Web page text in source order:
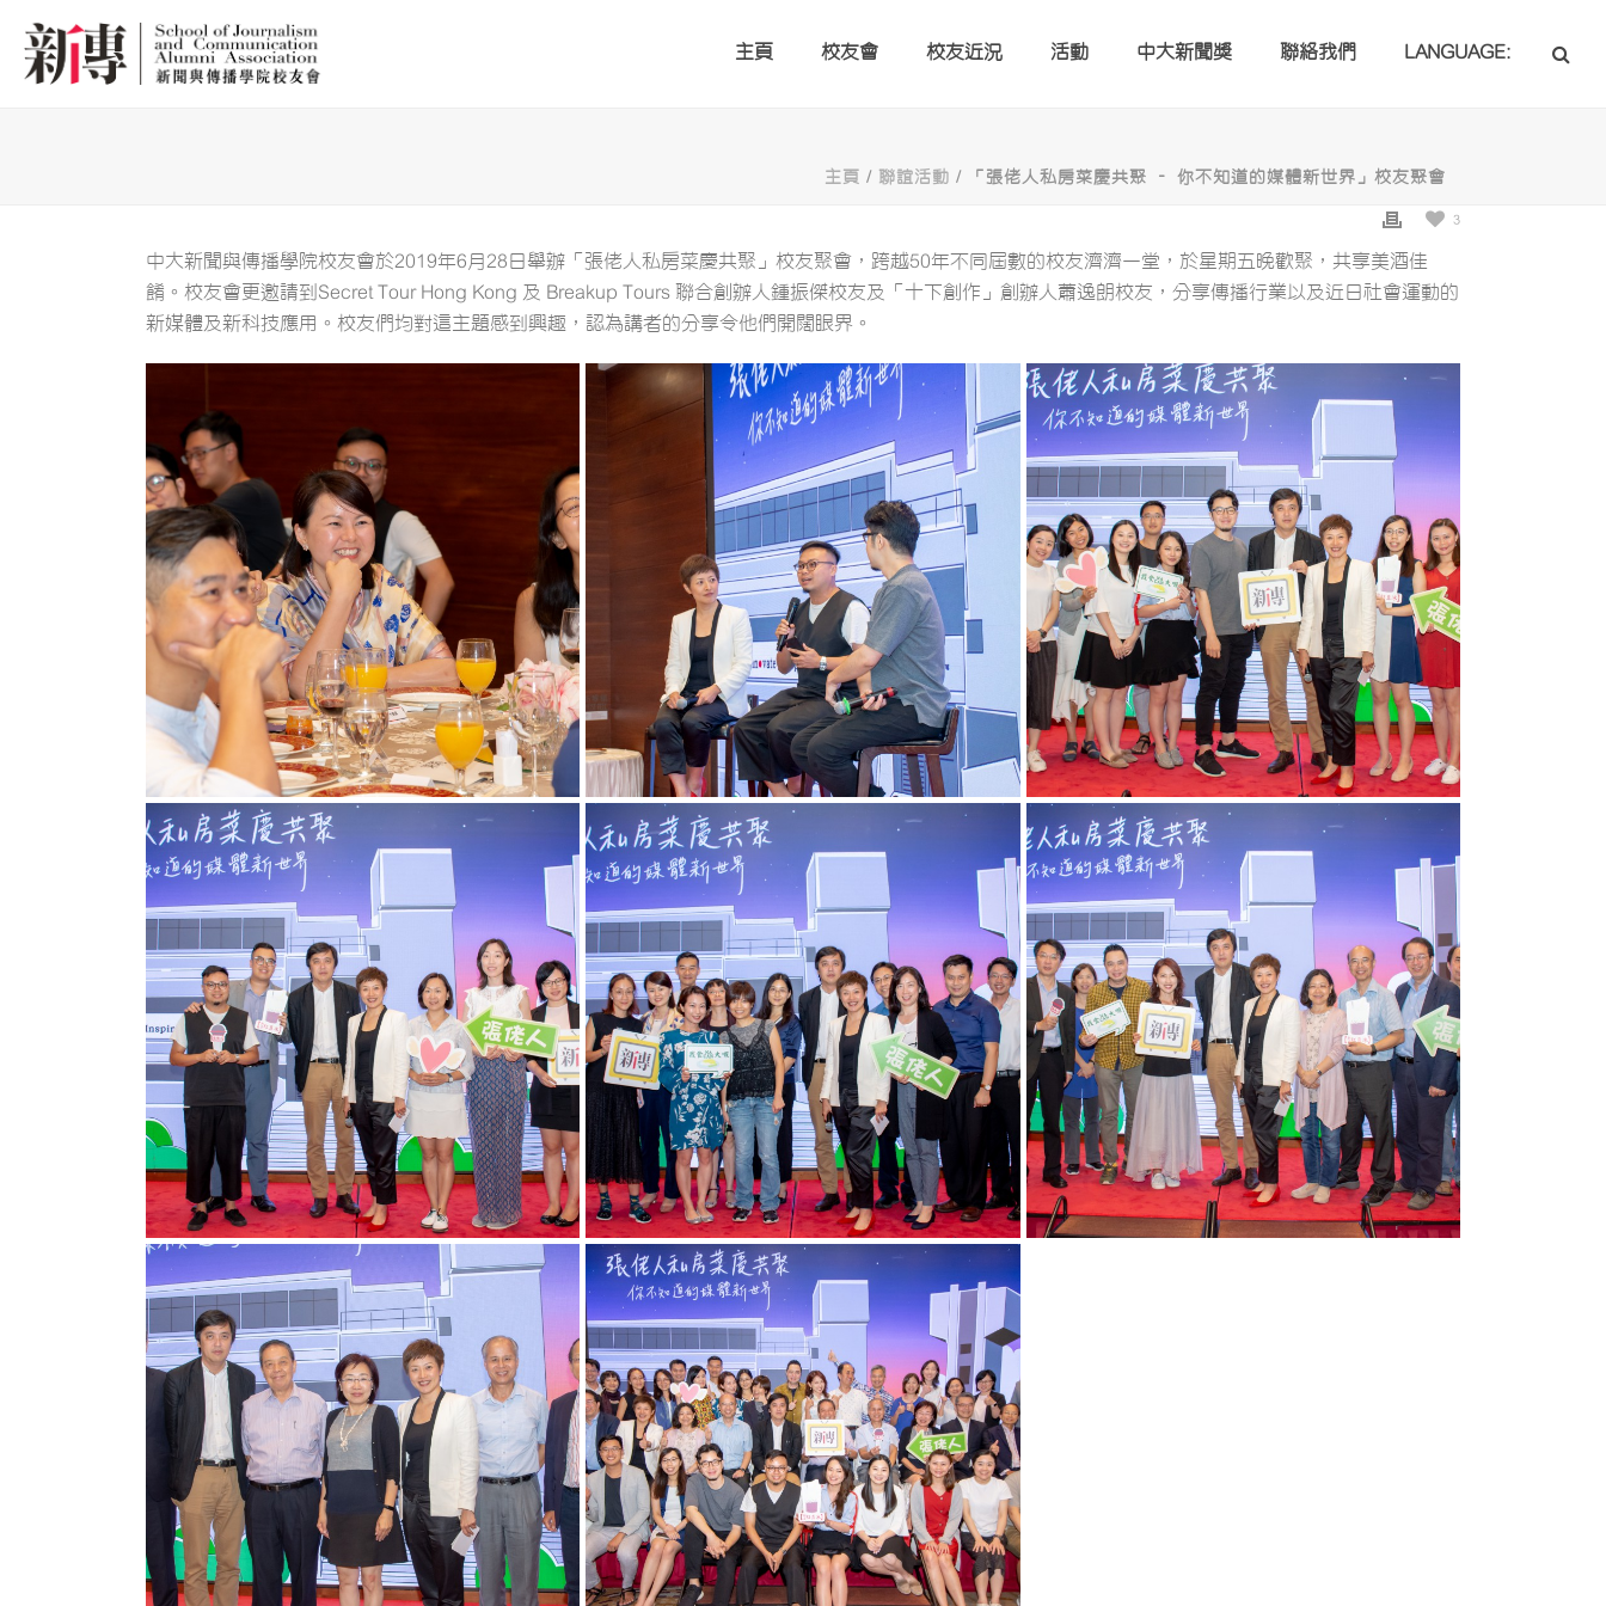
主頁 校友會 校友近況 活動 中大新聞獎 聯絡我們 LANGUAGE:
主頁 / 聯誼活動 / 「張佬人私房菜慶共聚 – 你不知道的媒體新世界」校友聚會
3
中大新聞與傳播學院校友會於2019年6月28日舉辦「張佬人私房菜慶共聚」校友聚會，跨越50年不同屆數的校友濟濟一堂，於星期五晚歡聚，共享美酒佳
餚。校友會更邀請到Secret Tour Hong Kong 及 Breakup Tours 聯合創辦人鍾振傑校友及「十下創作」創辦人蕭逸朗校友，分享傳播行業以及近日社會運動的
新媒體及新科技應用。校友們均對這主題感到興趣，認為講者的分享令他們開闊眼界。